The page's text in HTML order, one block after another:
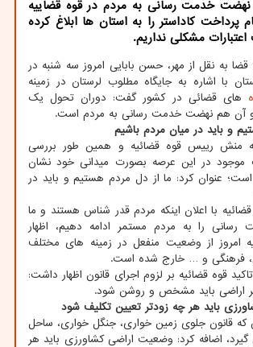
نهضت خدمت رسانی به مردم در قوه قضاییه
پرداخت کاداستر را به استان ها ابلاغ کرده
مشکلی نداریم.
به نقل از مهر، حسن بابایی امروز سه شنبه در
با اشاره به جایگاه مطلوب لرستان در زمینه
های قضائی در کشور گفت: دوران تحول یک
آن هم نهضت خدمت رسانی به مردم است.
و باید در میان مردم باشیم
منش رییس قوه قضائیه و همین طور بررسی
موجود در این عرصه بصورت میدانی خود نشان
عنوان کرد: ما از دل مردم هستیم و باید در
با اعلان اینکه مردم قدر شناس هستند و ما
را به مردم مستمر ادامه دهیم، اظهار
امروز از وضعیت منفعل در زمینه های مختلف
فرهنگی و … خارج شده است.
تاکید قوه قضائیه بر لزوم اجرای قانون اظهار داشت:
اراضی باید مشخص و روشن شود.
باید هر چه زودتر تعیین تکلیف شود
که قانون جلوی زمین خواری، جنگل خواری، ساحل
اضافه کرد: وضعیت اراضی کشاورزی باید هر